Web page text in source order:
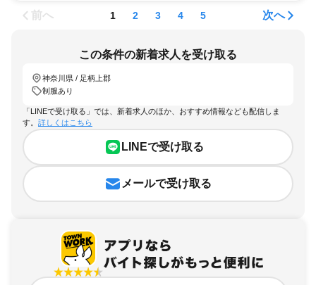
前へ 1 2 3 4 5 次へ
この条件の新着求人を受け取る
神奈川県 / 足柄上郡
制服あり
「LINEで受け取る」では、新着求人のほか、おすすめ情報なども配信しま
す。 詳しくはこちら
LINEで受け取る
メールで受け取る